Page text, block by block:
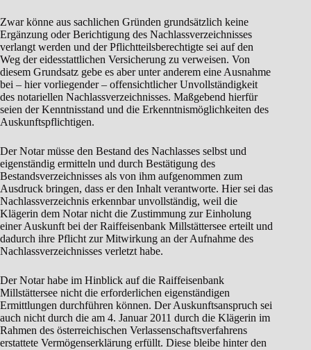
Zwar könne aus sachlichen Gründen grundsätzlich keine
Ergänzung oder Berichtigung des Nachlassverzeichnisses
verlangt werden und der Pflichtteilsberechtigte sei auf den
Weg der eidesstattlichen Versicherung zu verweisen. Von
diesem Grundsatz gebe es aber unter anderem eine Ausnahme
bei – hier vorliegender – offensichtlicher Unvollständigkeit
des notariellen Nachlassverzeichnisses. Maßgebend hierfür
seien der Kenntnisstand und die Erkenntnismöglichkeiten des
Auskunftspflichtigen.
Der Notar müsse den Bestand des Nachlasses selbst und
eigenständig ermitteln und durch Bestätigung des
Bestandsverzeichnisses als von ihm aufgenommen zum
Ausdruck bringen, dass er den Inhalt verantworte. Hier sei das
Nachlassverzeichnis erkennbar unvollständig, weil die
Klägerin dem Notar nicht die Zustimmung zur Einholung
einer Auskunft bei der Raiffeisenbank Millstättersee erteilt und
dadurch ihre Pflicht zur Mitwirkung an der Aufnahme des
Nachlassverzeichnisses verletzt habe.
Der Notar habe im Hinblick auf die Raiffeisenbank
Millstättersee nicht die erforderlichen eigenständigen
Ermittlungen durchführen können. Der Auskunftsanspruch sei
auch nicht durch die am 4. Januar 2011 durch die Klägerin im
Rahmen des österreichischen Verlassenschaftsverfahrens
erstattete Vermögenserklärung erfüllt. Diese bleibe hinter den